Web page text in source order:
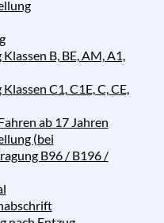
B, BE, AM, A1,
C1, C1E, C, CE,
ab 17 Jahren
(bei
B96 / B196 /